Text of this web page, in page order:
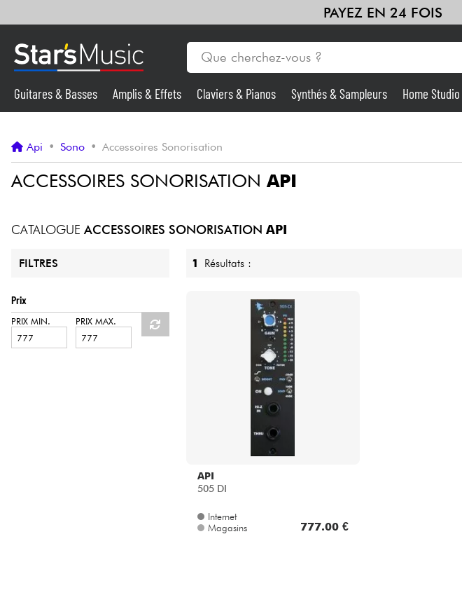
PAYEZ EN 24 FOIS
Synthés & Sampleurs Home Studio
HiFi
Guitares & Basses Amplis & Effets Claviers & Pianos Synthés & Sampleurs Home Studio
Api • Sono • Accessoires Sonorisation
ACCESSOIRES SONORISATION API
CATALOGUE ACCESSOIRES SONORISATION API
FILTRES
Prix
PRIX MIN. PRIX MAX.
1 Résultats :
API
505 DI
Internet
Magasins
777.00 €